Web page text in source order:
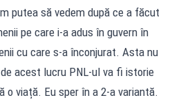
putea să vedem după ce a făcut
pe care i-a adus în guvern în
cu care s-a înconjurat. Asta nu
acest lucru PNL-ul va fi istorie
o viață. Eu sper în a 2-a variantă.